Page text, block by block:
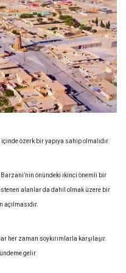
özerk bir yapıya sahip olmalıdır.
önündeki ikinci önemli bir
alanlar da dahil olmak üzere bir
her zaman soykırımlarla karşılaşır.
gelir.